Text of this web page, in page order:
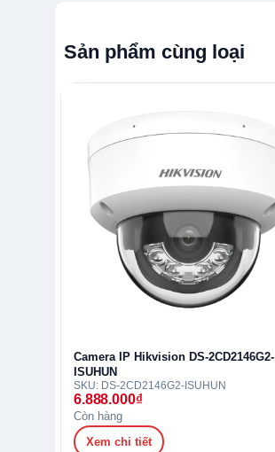
Sản phẩm cùng loại
Camera IP Hikvision DS-2CD2146G2-
ISUHUN
SKU: DS-2CD2146G2-ISUHUN
6.888.000₫
Còn hàng
Xem chi tiết